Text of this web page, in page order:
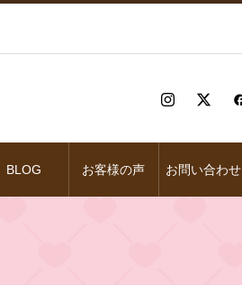
BLOG お客様の声 お問い合わせ